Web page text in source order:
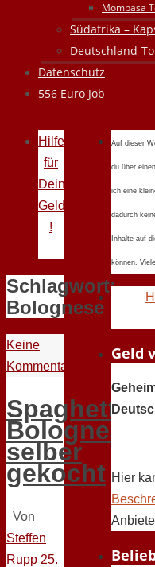
Mombasa
Südafrika –
Deutschland-
Datenschutz
556 Euro Job
Hilfe
für
Deine
Geldprobleme
!
Schlagwort:
Bolognese
Keine
Kommentare
Spaghetti
Bolognese
selber
gekocht
Von
Steffen
Rupp 25.
Auf dieser
du über
ich eine
dadurch
Inhalte auf
können.
Geld
Hier